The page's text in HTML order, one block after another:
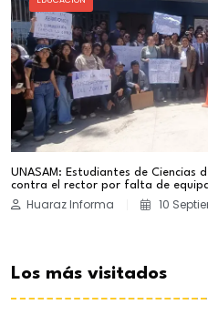
UNASAM: Estudiantes de Ciencias
contra el rector por falta de
Huaraz Informa 10
Los más visitados